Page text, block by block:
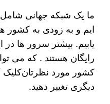
ما یک شبکه جهانی شامل
ایم و به زودی به
یابیم. بیشتر سرور ها در
رایگان هستند . که می
کشور مورد
دیگری تغییر دهید.